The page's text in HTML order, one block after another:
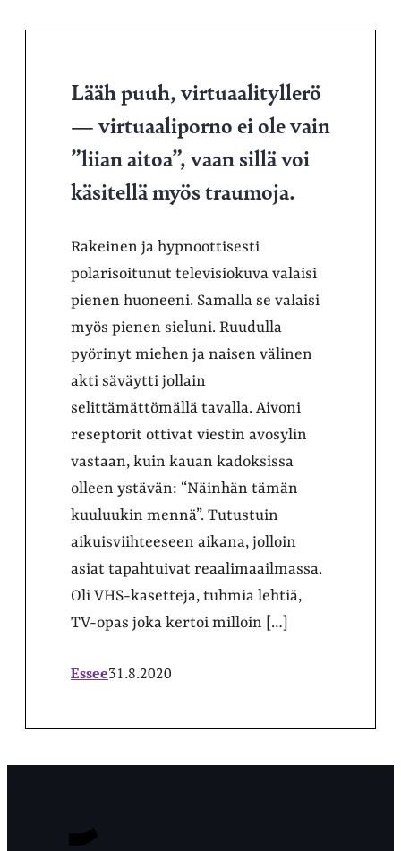
Lääh puuh, virtuaalityllerö
— virtuaaliporno ei ole vain
”liian aitoa”, vaan sillä voi
käsitellä myös traumoja.
Rakeinen ja hypnoottisesti
polarisoitunut televisiokuva valaisi
pienen huoneeni. Samalla se valaisi
myös pienen sieluni. Ruudulla
pyörinyt miehen ja naisen välinen
akti säväytti jollain
selittämättömällä tavalla. Aivoni
reseptorit ottivat viestin avosylin
vastaan, kuin kauan kadoksissa
olleen ystävän: “Näinhän tämän
kuuluukin mennä”. Tutustuin
aikuisviihteeseen aikana, jolloin
asiat tapahtuivat reaalimaailmassa.
Oli VHS-kasetteja, tuhmia lehtiä,
TV-opas joka kertoi milloin […]
Essee31.8.2020